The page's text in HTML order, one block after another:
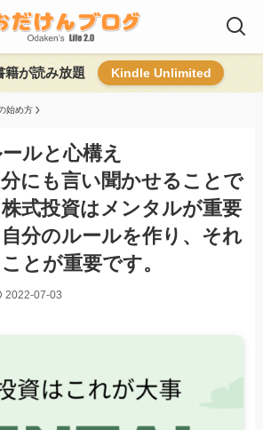
籍が読み放題 Kindle Unlimited
始め方
ルと心構え
にも言い聞かせることで
式投資はメンタルが重要
分のルールを作り、それ
とが重要です。
2022-07-03